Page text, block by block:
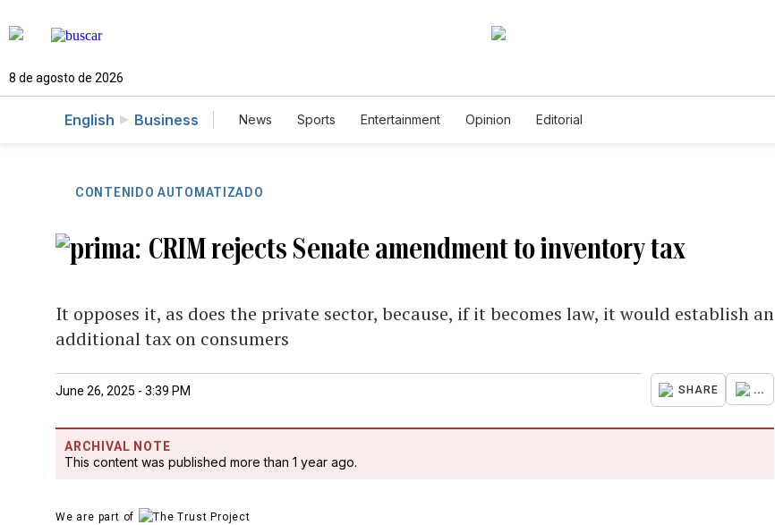
8 de agosto de 2026
English Business News Sports Entertainment Opinion Editorial
CONTENIDO AUTOMATIZADO
CRIM rejects Senate amendment to inventory tax
It opposes it, as does the private sector, because, if it becomes law, it would establish an
additional tax on consumers
June 26, 2025 - 3:39 PM SHARE ...
ARCHIVAL NOTE
This content was published more than 1 year ago.
We are part of